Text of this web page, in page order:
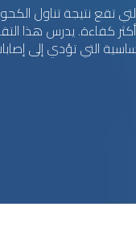
تقع نتيجة تناول
كفاءة. يدرس هذا
التي تؤدي إلى